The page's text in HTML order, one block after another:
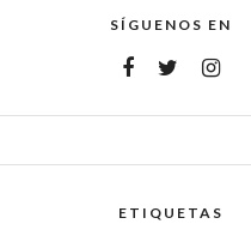
SÍGUENOS EN
ETIQUETAS